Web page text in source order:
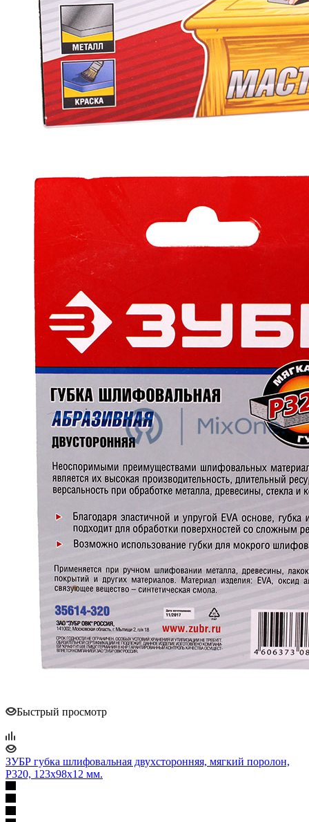
Быстрый просмотр
ЗУБР губка шлифовальная двухсторонняя, мягкий поролон,
Р320, 123х98х12 мм.